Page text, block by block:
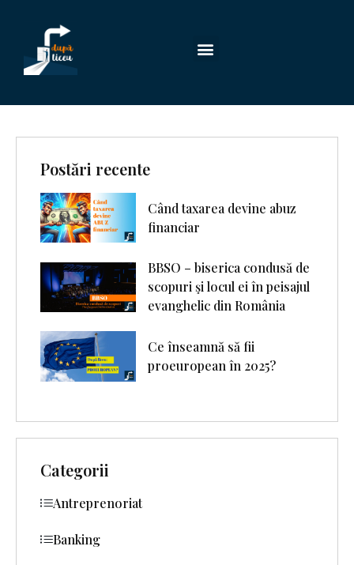
Postări recente
Când taxarea devine abuz
financiar
BBSO – biserica condusă de
scopuri şi locul ei în peisajul
evanghelic din România
Ce înseamnă să fii
proeuropean în 2025?
Categorii
Antreprenoriat
Banking